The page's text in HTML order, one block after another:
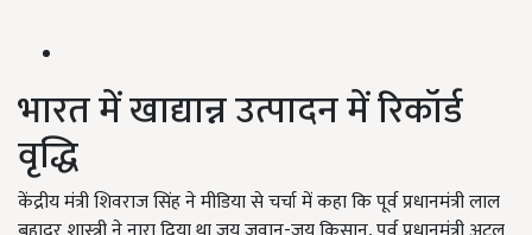
भारत में खाद्यान्न उत्पादन में रिकॉर्ड
वृद्धि
केंद्रीय मंत्री शिवराज सिंह ने मीडिया से चर्चा में कहा कि पूर्व प्रधानमंत्री लाल